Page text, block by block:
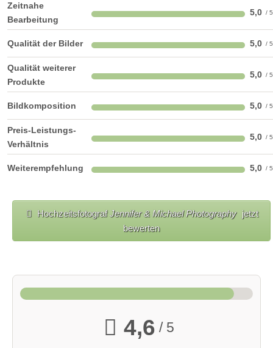
Zeitnahe
Bearbeitung
5,0
Qualität der Bilder 5,0
Qualität weiterer
Produkte
5,0
Bildkomposition 5,0
Preis-Leistungs-
Verhältnis
5,0
Weiterempfehlung 5,0
HochzeitsfotografJennifer & Michael Photography
jetzt
bewerten
4,6 / 5